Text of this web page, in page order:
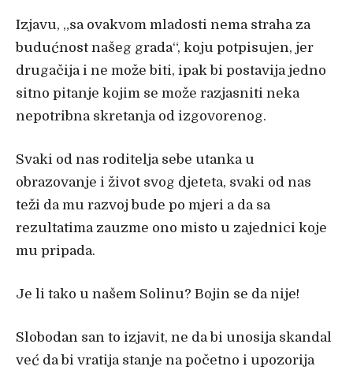
Izjavu, „sa ovakvom mladosti nema straha za
budućnost našeg grada“, koju potpisujen, jer
drugačija i ne može biti, ipak bi postavija jedno
sitno pitanje kojim se može razjasniti neka
nepotribna skretanja od izgovorenog.
Svaki od nas roditelja sebe utanka u
obrazovanje i život svog djeteta, svaki od nas
teži da mu razvoj bude po mjeri a da sa
rezultatima zauzme ono misto u zajednici koje
mu pripada.
Je li tako u našem Solinu? Bojin se da nije!
Slobodan san to izjavit, ne da bi unosija skandal
već da bi vratija stanje na početno i upozorija